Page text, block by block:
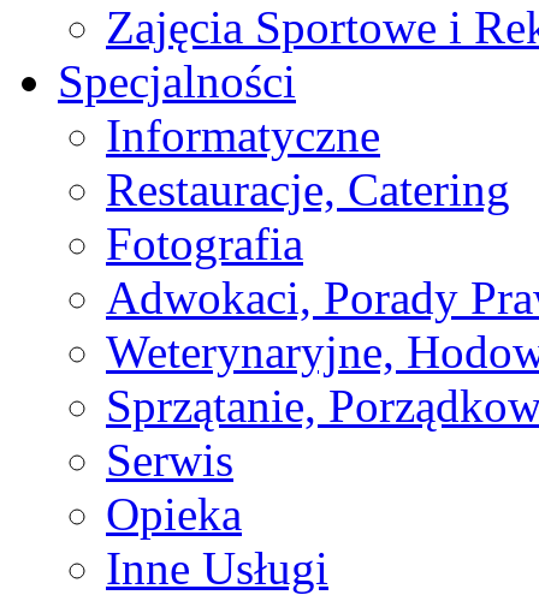
Zajęcia Sportowe i
Specjalności
Informatyczne
Restauracje, Catering
Fotografia
Adwokaci, Porady
Weterynaryjne,
Sprzątanie,
Serwis
Opieka
Inne Usługi